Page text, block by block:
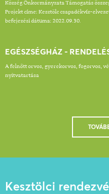
Község Önkormányzata Támogatás
Projekt címe: Kesztölc csapadékvíz-
befejezési dátuma: 2022.09.30.
EGÉSZSÉGHÁZ -
A felnőtt orvos, gyerekorvos, fogorvos,
nyitvatartása
Kesztölci